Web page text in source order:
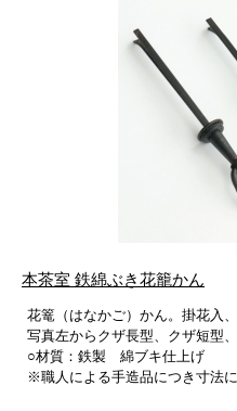
本茶室 鉄綿ぶき花籠かん
花篭（はなかご）かん。掛花入
写真左からクザ長型、クザ短型
○材質：鉄製 綿ブキ仕上げ
※職人による手造品につき寸法